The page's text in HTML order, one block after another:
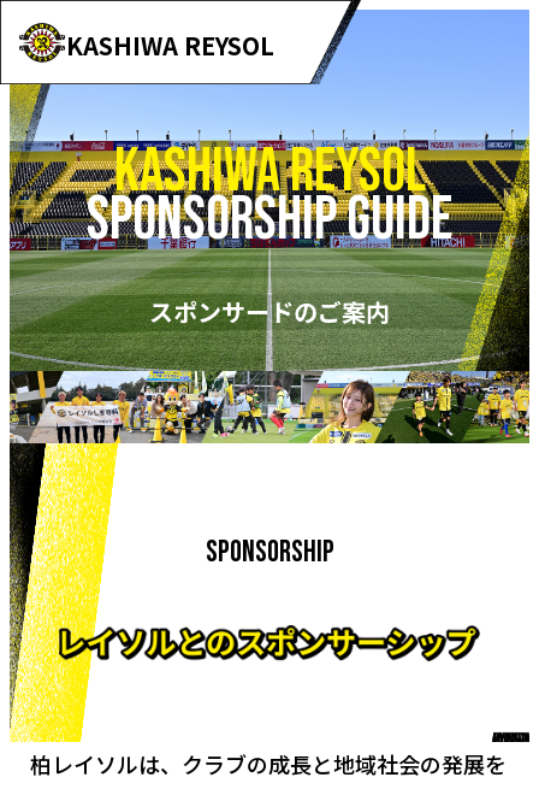
KASHIWA REYSOL
KASHIWA REYSOL
SPONSORSHIP GUIDE
スポンサードのご案内
SPONSORSHIP
柏レイソルは、クラブの成長と地域社会の発展を